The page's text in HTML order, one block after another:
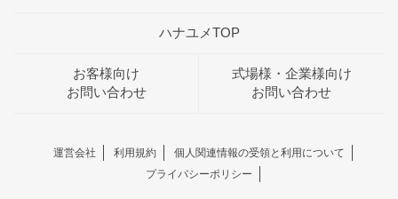
ハナユメTOP
お客様向け
お問い合わせ
式場様・企業様向け
お問い合わせ
運営会社 利用規約
個人関連情報の受領と利用について
プライバシーポリシー